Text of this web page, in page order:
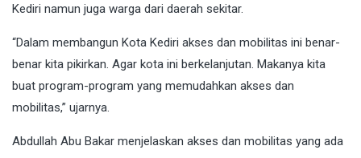
Kediri namun juga warga dari daerah sekitar.
“Dalam membangun Kota Kediri akses dan mobilitas ini benar-
benar kita pikirkan. Agar kota ini berkelanjutan. Makanya kita
buat program-program yang memudahkan akses dan
mobilitas,” ujarnya.
Abdullah Abu Bakar menjelaskan akses dan mobilitas yang ada